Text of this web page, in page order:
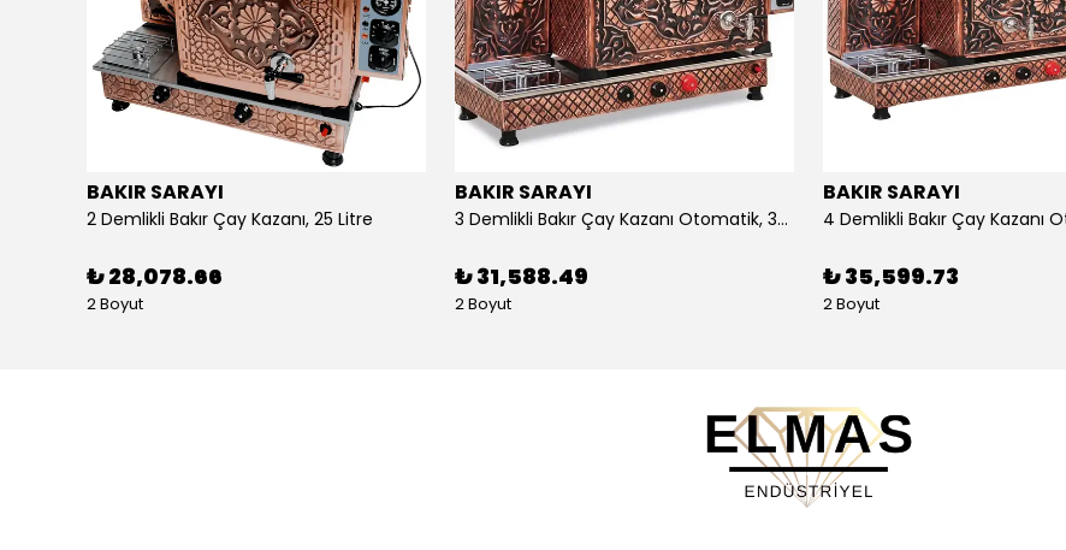
BAKIR SARAYI
2 Demlikli Bakır Çay Kazanı, 25 Litre
₺ 28,078.66
2 Boyut
BAKIR SARAYI
3 Demlikli Bakır Çay Kazanı Otomatik, 30 Litre
₺ 31,588.49
2 Boyut
BAKIR SARAYI
₺ 35,599.73
2 Boyut